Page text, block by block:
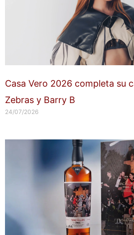
Casa Vero 2026 completa su
Zebras y Barry B
24/07/2026